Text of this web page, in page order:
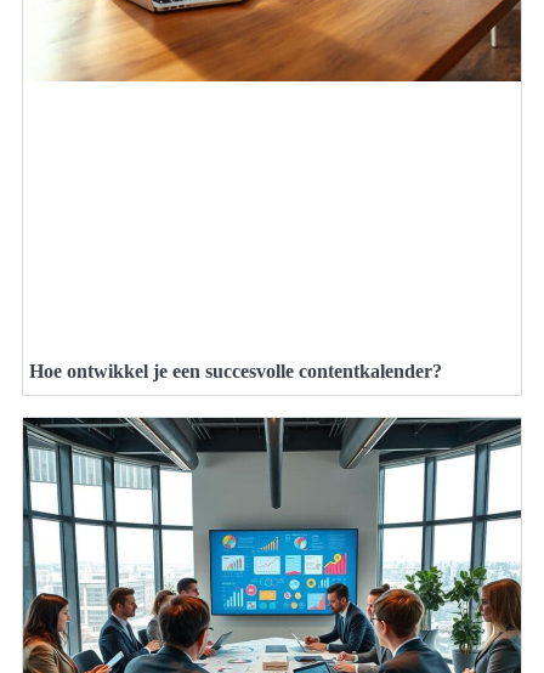
Hoe ontwikkel je een succesvolle contentkalender?